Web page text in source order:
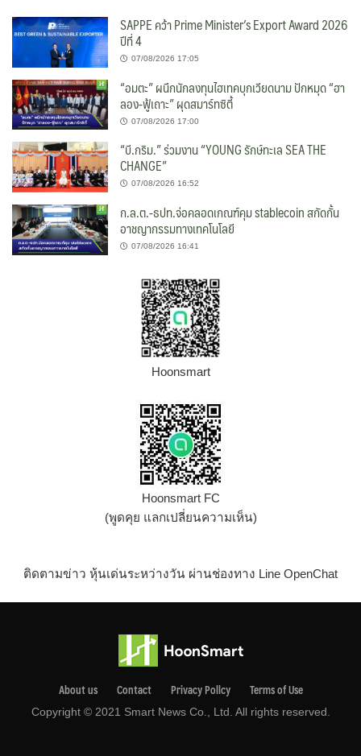
SAPPE คว้า Prime Minister’s Export Award 2026
ปีที่ 4
07/08/2026 17:05
“อมตะ” ผนึกนักลงทุนไฮเทคบุกเวียดนาม ปักหมุด “ฮา
ลอง-ฟู้เถาะ” ผุดสมาร์ทซิตี้
07/08/2026 17:00
“บี.กริม.” ร่วมงาน “YOUNG รักษ์ทะเล SEA THE
CHANGE”
07/08/2026 16:52
ก.ล.ต.-ธปท.จ่อคลอดเกณฑ์คุม stablecoin สกัดกั้น
อาชญากรรมทางเทคโนโลยี
07/08/2026 16:41
Hoonsmart
Hoonsmart FC
(พูดคุย แลกเปลี่ยนความเห็น)
ติดตามข่าว หุ้นเด่นระหว่างวัน ผ่านช่องทาง Line OpenChat
About us Contact Privacy Pollcy Terms of Use
Copyright © 2021 Smart News Co., Ltd. All rights reserved.